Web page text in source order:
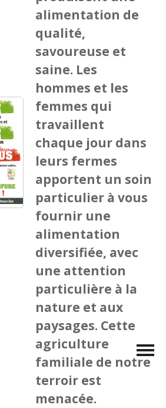
alimentation de
qualité,
savoureuse et
saine. Les
hommes et les
femmes qui
travaillent
chaque jour dans
leurs fermes
apportent un soin
particulier à vous
fournir une
alimentation
diversifiée, avec
une attention
particulière à la
nature et aux
paysages. Cette
agriculture
familiale de notre
terroir est
menacée.